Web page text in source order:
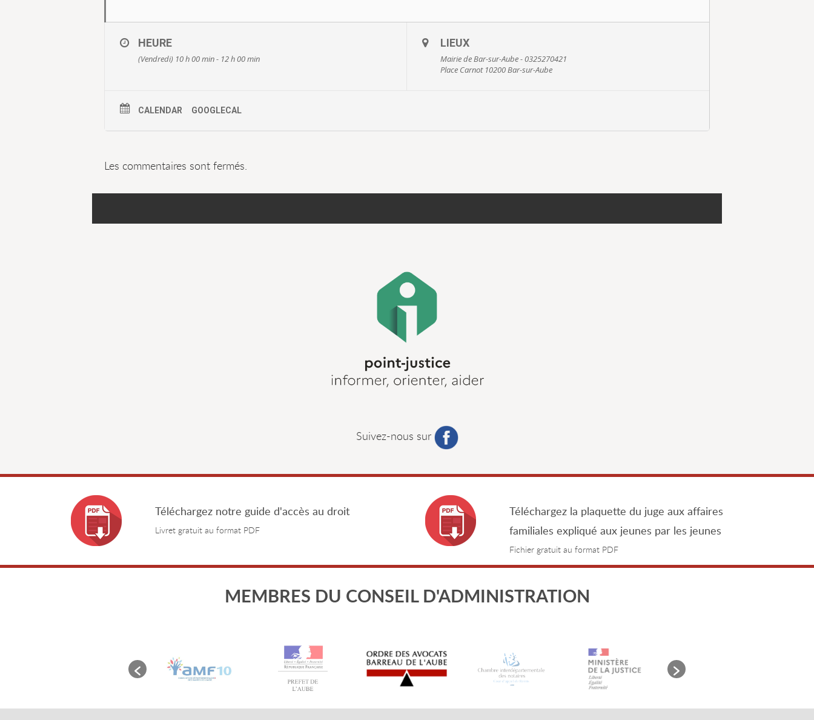
HEURE
(Vendredi) 10 h 00 min - 12 h 00 min
LIEUX
Mairie de Bar-sur-Aube - 0325270421
Place Carnot 10200 Bar-sur-Aube
CALENDAR GOOGLECAL
Les commentaires sont fermés.
Suivez-nous sur
Téléchargez notre guide d'accès au droit
Livret gratuit au format PDF
Téléchargez la plaquette du juge aux affaires
familiales expliqué aux jeunes par les jeunes
Fichier gratuit au format PDF
MEMBRES DU CONSEIL D'ADMINISTRATION